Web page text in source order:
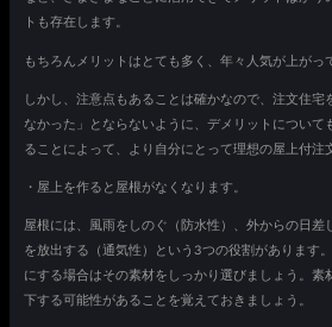
トも存在します。
もちろんメリットはとても多く、年々人気が上がっ
しかし、注意点もあることは確かなので、注文住宅
なかった」とならないように、デメリットについて
ることによって、より自分にとって理想の屋上付注
・屋上を作ると屋根がなくなります。
屋根には、風雨をしのぐ（防水性）、外からの日差
を放出する（通気性）という3つの役割があります
にする場合はその素材をしっかり選びましょう。素
下する可能性があることを覚えておきましょう。